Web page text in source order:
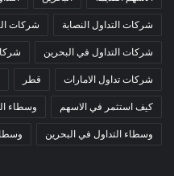
شركات التداول النصابة شركات
شركات التداول في البحرين
شركات تداول الامارات قطر
كيف استثمر في الاسهم وسطاء
وسطاء التداول في البحرين